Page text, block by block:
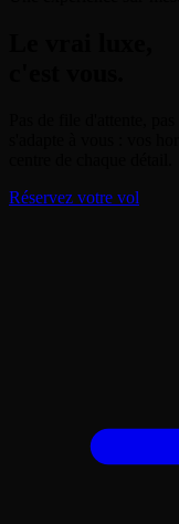
Réservez votre vol